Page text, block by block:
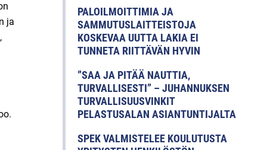
ja
PALOILMOITTIMIA JA
SAMMUTUSLAITTEISTOJA
KOSKEVAA UUTTA LAKIA EI
TUNNETA RIITTÄVÄN HYVIN
”SAA JA PITÄÄ NAUTTIA,
TURVALLISESTI” – JUHANNUKSEN
TURVALLISUUSVINKIT
PELASTUSALAN ASIANTUNTIJALTA
SPEK VALMISTELEE KOULUTUSTA